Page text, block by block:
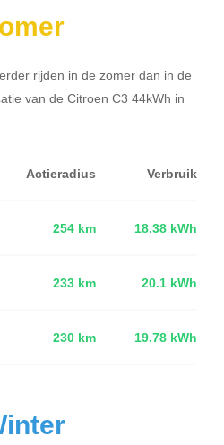
rijden in de zomer dan in de
van de Citroen C3 44kWh in
Actieradius Verbruik
254 km 18.38 kWh
233 km 20.1 kWh
230 km 19.78 kWh